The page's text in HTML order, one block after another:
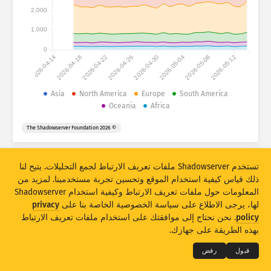
Attack statistics: Devices
الدول
مجموعة البيانات
العلامة
Stacking مكدس متراكب
تحديث النتائج تلقائيًا
تحديث إعادة ضبط
تنزيل بتنسيق PNG
2026-04-142026-04-182026-04-222026-04-262026-04-302026-05-042026-05-082026-05-12
0
1,000
2,000
Asia North America Europe
South America
Oceania
Africa
© 2026 The Shadowserver Foundation
© 2026
THE SHADOWSERVER FOUNDATION
الخصوصية والشروط
الاتصال بنا الاعتمادات
تستخدم Shadowserver ملفات تعريف الارتباط لجمع التحليلات. يتيح لنا
ذلك قياس كيفية استخدام الموقع وتحسين تجربة مستخدمينا. لمزيد من
المعلومات حول ملفات تعريف الارتباط وكيفية استخدام Shadowserver
لها، يرجى الاطلاع على سياسة الخصوصية الخاصة بنا على privacy
policy. نحن نحتاج إلى موافقتك على استخدام ملفات تعريف الارتباط
بهذه الطريقة على جهازك.
قبول رفض